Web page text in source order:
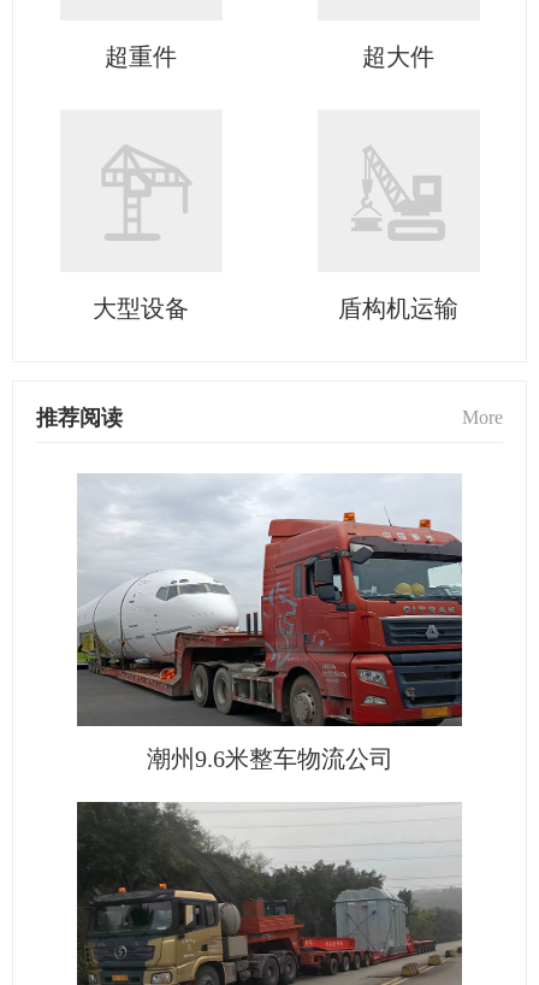
超重件 超大件
大型设备 盾构机运输
推荐阅读 More
潮州9.6米整车物流公司